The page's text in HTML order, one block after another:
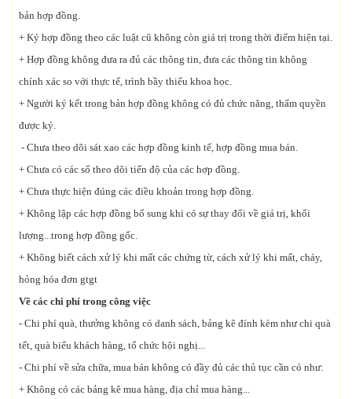
bản hợp đồng.
+ Ký hợp đồng theo các luật cũ không còn giá trị trong thời điểm hiện tại.
+ Hợp đồng không đưa ra đủ các thông tin, đưa các thông tin không
chính xác so với thực tế, trình bầy thiếu khoa học.
+ Người ký kết trong bản hợp đồng không có đủ chức năng, thẩm quyền
được ký.
- Chưa theo dõi sát xao các hợp đồng kinh tế, hợp đồng mua bán.
+ Chưa có các sổ theo dõi tiến độ của các hợp đồng.
+ Chưa thực hiện đúng các điều khoản trong hợp đồng.
+ Không lập các hợp đồng bổ sung khi có sự thay đổi về giá trị, khối
lượng...trong hợp đồng gốc.
+ Không biết cách xử lý khi mất các chứng từ, cách xử lý khi mất, cháy,
hỏng hóa đơn gtgt
Về các chi phí trong công việc
- Chi phí quà, thưởng không có danh sách, bảng kê đính kèm như chi quà
tết, quà biếu khách hàng, tổ chức hội nghị...
- Chi phí về sửa chữa, mua bán không có đầy đủ các thủ tục cần có như:
+ Không có các bảng kê mua hàng, địa chỉ mua hàng...